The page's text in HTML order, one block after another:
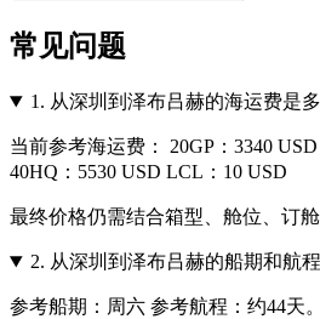
常见问题
1. 从深圳到泽布吕赫的海运费是
当前参考海运费： 20GP：3340
40HQ：5530 USD LCL：10 USD
最终价格仍需结合箱型、舱位、订
2. 从深圳到泽布吕赫的船期和航
参考船期：周六 参考航程：约44天。